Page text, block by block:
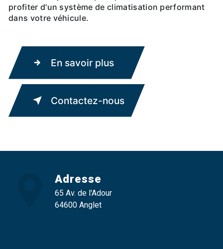
profiter d'un système de climatisation performant
dans votre véhicule.
En savoir plus
Contactez-nous
Adresse
65 Av. de l'Adour
64600 Anglet